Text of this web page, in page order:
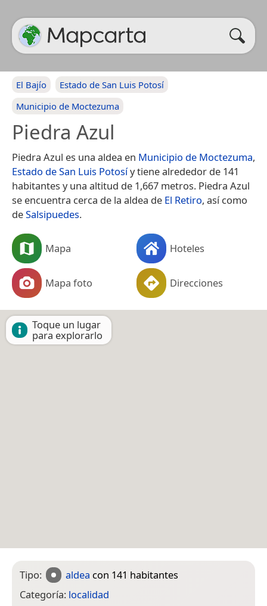
El Bajío
Estado de San Luis Potosí
Municipio de Moctezuma
Piedra Azul
Piedra Azul es una aldea en Municipio de Moctezuma,
Estado de San Luis Potosíy tiene alrededor de 141
habitantes y una altitud de 1,667 metros. Piedra Azul
se encuentra cerca de la aldea de El Retiro, así como
deSalsipuedes.
Mapa Hoteles
Mapa foto Direcciones
Toque un lugar
para explorarlo
Tipo: aldea con 141 habitantes
Categoría: localidad